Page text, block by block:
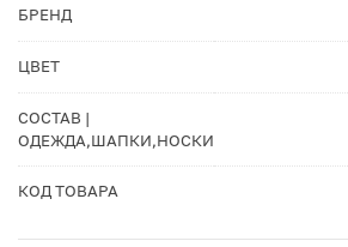
БРЕНД
ЦВЕТ
СОСТАВ |
ОДЕЖДА,ШАПКИ,НОСКИ
КОД ТОВАРА